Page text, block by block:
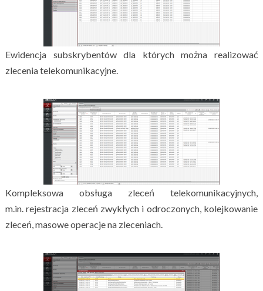
Ewidencja subskrybentów dla których można realizować
zlecenia telekomunikacyjne.
Kompleksowa obsługa zleceń telekomunikacyjnych,
m.in. rejestracja zleceń zwykłych i odroczonych, kolejkowanie
zleceń, masowe operacje na zleceniach.